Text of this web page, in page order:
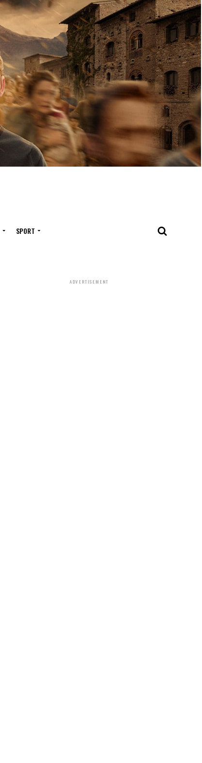
SPORT
ADVERTISEMENT